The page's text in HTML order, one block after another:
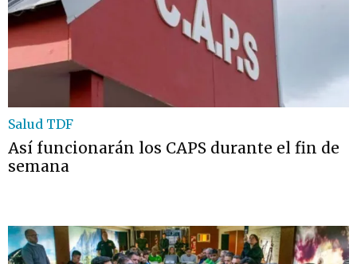
Salud TDF
Así funcionarán los CAPS durante el fin de
semana